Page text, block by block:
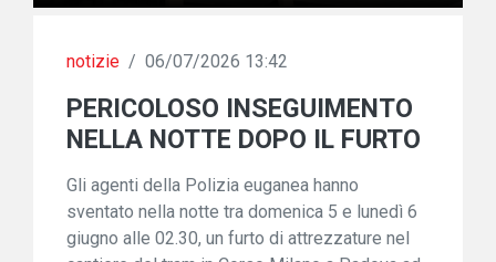
notizie / 06/07/2026 13:42
PERICOLOSO INSEGUIMENTO
NELLA NOTTE DOPO IL FURTO
Gli agenti della Polizia euganea hanno
sventato nella notte tra domenica 5 e lunedì 6
giugno alle 02.30, un furto di attrezzature nel